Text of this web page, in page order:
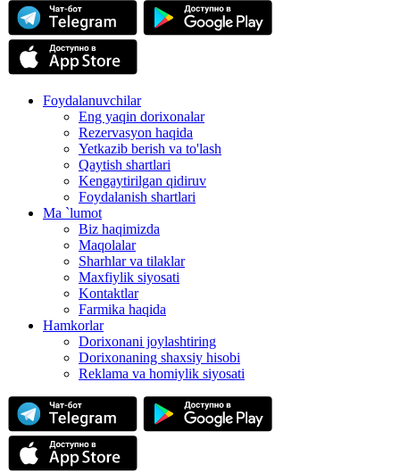
Foydalanuvchilar
Eng yaqin dorixonalar
Rezervasyon haqida
Yetkazib berish va to'lash
Qaytish shartlari
Kengaytirilgan qidiruv
Foydalanish shartlari
Ma `lumot
Biz haqimizda
Maqolalar
Sharhlar va tilaklar
Maxfiylik siyosati
Kontaktlar
Farmika haqida
Hamkorlar
Dorixonani joylashtiring
Dorixonaning shaxsiy hisobi
Reklama va homiylik siyosati